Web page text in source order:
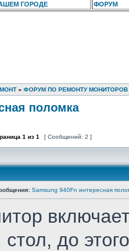
ГОРОДЕ
ФОРУМ
» ФОРУМ ПО РЕМОНТУ МОНИТОРОВ
поломка
1 из 1 [ Сообщений: 2 ]
Samsung 940Fn интересная
стол, до